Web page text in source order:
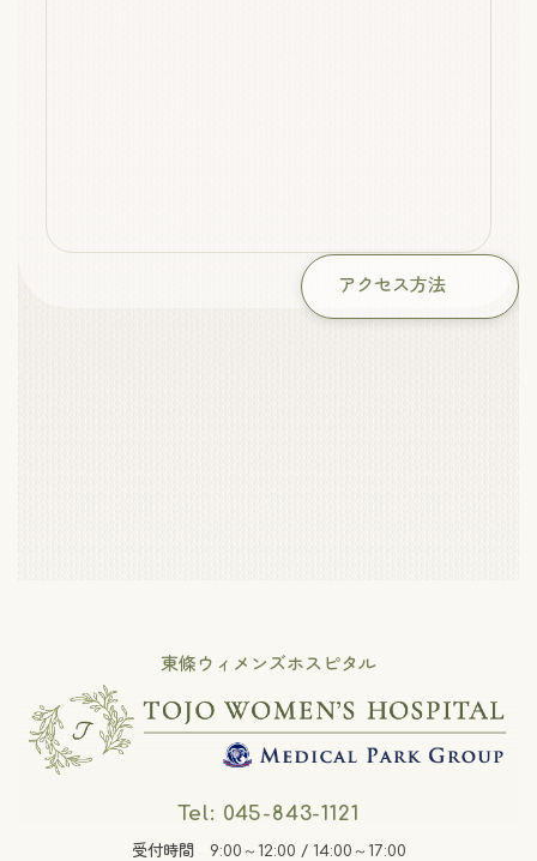
アクセス方法
東條ウィメンズホスピタル
Tel: 045-843-1121
受付時間 9:00～12:00 / 14:00～17:00